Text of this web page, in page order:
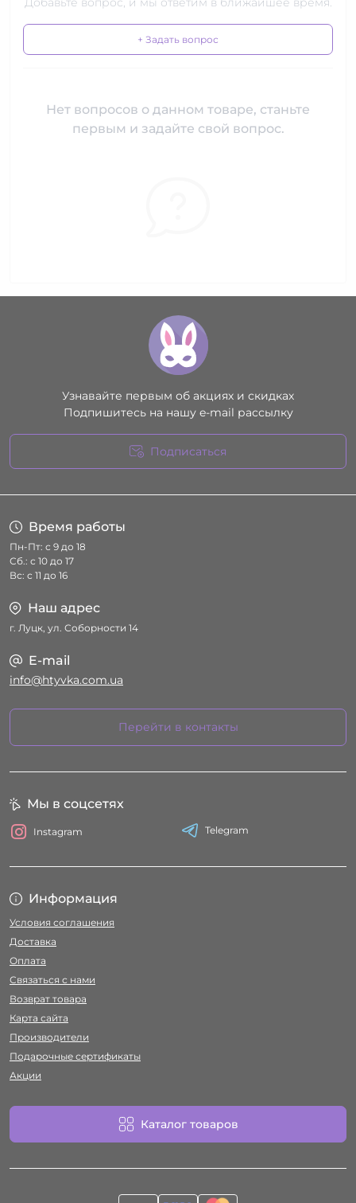
+ Задать вопрос
Нет вопросов о данном товаре, станьте
первым и задайте свой вопрос.
Узнавайте первым об акциях и скидках
Подпишитесь на нашу e-mail рассылку
Подписаться
Время работы
Пн-Пт: с 9 до 18
Сб.: с 10 до 17
Вс: с 11 до 16
Наш адрес
г. Луцк, ул. Соборности 14
E-mail
info@htyvka.com.ua
Перейти в контакты
Информация
Условия соглашения
Доставка
Оплата
Связаться с нами
Возврат товара
Карта сайта
Производители
Подарочные сертификаты
Акции
Каталог товаров
Мы в соцсетях
Instagram Telegram